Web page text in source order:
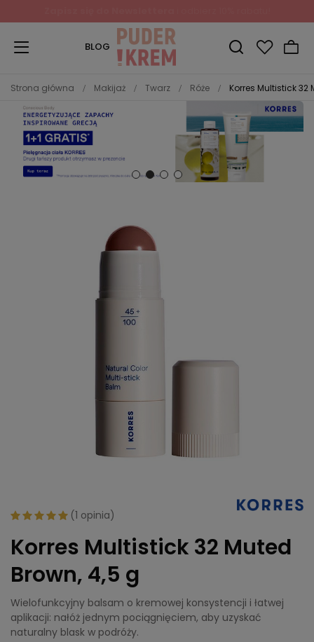
BLOG
Strona główna Makijaż Twarz Róże Korres Multistick 32
(1 opinia)
Korres Multistick 32 Muted
Brown, 4,5 g
Wielofunkcyjny balsam o kremowej konsystencji i łatwej
aplikacji: nałóż jednym pociągnięciem, aby uzyskać
naturalny blask w podróży.